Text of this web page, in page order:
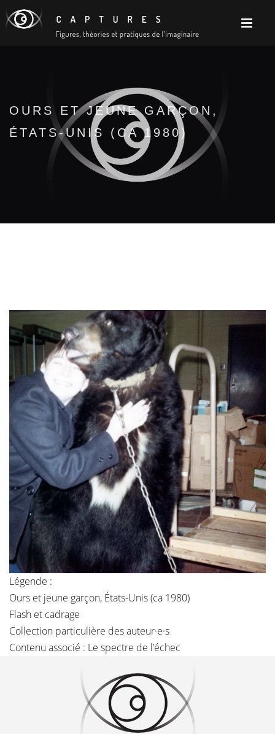
OURS ET JEUNE GARÇON,
ÉTATS-UNIS (CA 1980)
Légende :
Ours et jeune garçon, États-Unis (ca 1980)
Flash et cadrage
Collection particulière des auteur·e·s
Contenu associé : Le spectre de l’échec